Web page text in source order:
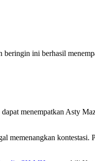
ini berhasil
menempatkan Asty
memenangkan kontestasi.